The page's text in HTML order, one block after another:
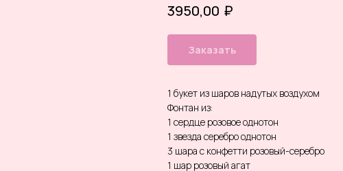
3950,00 ₽
Заказать
1 букет из шаров надутых воздухом
Фонтан из:
1 сердце розовое однотон
1 звезда серебро однотон
3 шара с конфетти розовый-серебро
1 шар розовый агат